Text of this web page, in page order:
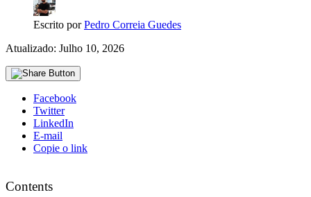
Escrito porPedro Correia Guedes
Atualizado: Julho 10, 2026
Facebook
Twitter
LinkedIn
E-mail
Copie o link
Contents